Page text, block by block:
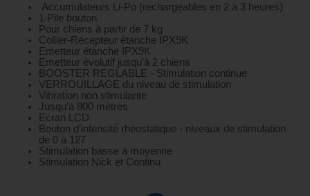
Accumulateurs Li-Po (rechargeables en 2 à 3 heures)
1 Pile bouton
Pour chiens à partir de 7 kg
Collier-Récepteur étanche IPX9K
Emetteur étanche IPX9K
Emetteur évolutif jusqu’à 2 chiens
BOOSTER REGLABLE - Stimulation continue
VERROUILLAGE du niveau de stimulation
Vibration non stimulante
Jusqu’à 800 mètres
Ecran LCD
Bouton d’intensité rhéostatique - niveaux de stimulation
de 0 à 127
Stimulation basse à moyenne
Stimulation Nick et Continu